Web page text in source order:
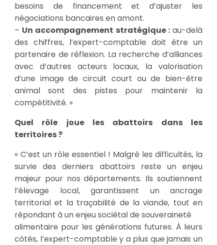
besoins de financement et d’ajuster les
négociations bancaires en amont.
– Un accompagnement stratégique :au-delà
des chiffres, l’expert-comptable doit être un
partenaire de réflexion. La recherche d’alliances
avec d’autres acteurs locaux, la valorisation
d’une image de circuit court ou de bien-être
animal sont des pistes pour maintenir la
compétitivité. »
Quel rôle joue les abattoirs dans les
territoires ?
« C’est un rôle essentiel ! Malgré les difficultés, la
survie des derniers abattoirs reste un enjeu
majeur pour nos départements. Ils soutiennent
l’élevage local, garantissent un ancrage
territorial et la traçabilité de la viande, tout en
répondant à un enjeu sociétal de souveraineté
alimentaire pour les générations futures. À leurs
côtés, l’expert-comptable y a plus que jamais un